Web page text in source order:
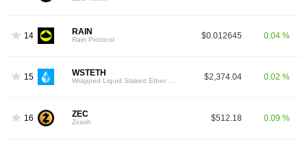
14 RAIN
Rain Protocol $0.012645 0.04 %
15 WSTETH $2,374.04 0.02 %
16 ZEC
Zcash $512.18 0.09 %